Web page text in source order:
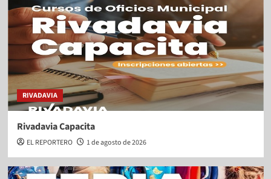
RIVADAVIA
Rivadavia Capacita
EL REPORTERO 1 de agosto de 2026